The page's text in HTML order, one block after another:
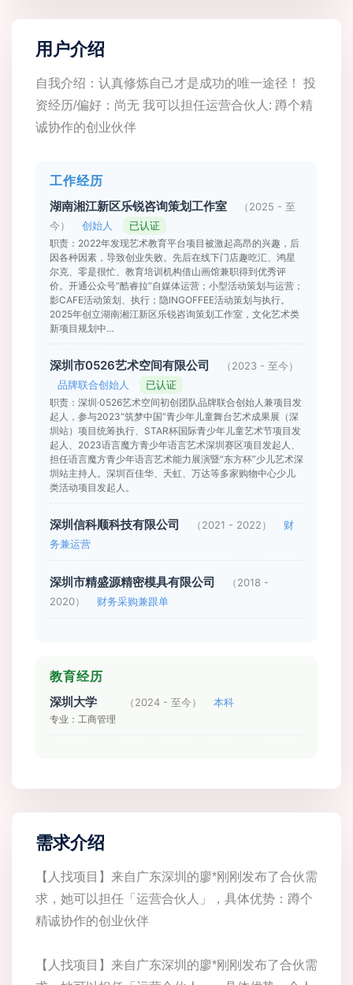
用户介绍
自我介绍：认真修炼自己才是成功的唯一途径！ 投
资经历/偏好：尚无 我可以担任运营合伙人: 蹲个精
诚协作的创业伙伴
工作经历
湖南湘江新区乐锐咨询策划工作室
（2025 - 至
今）
创始人 已认证
职责：2022年发现艺术教育平台项目被激起高昂的兴趣，后
因各种因素，导致创业失败。先后在线下门店趣吃汇、鸿星
尔克、零是很忙、教育培训机构借山画馆兼职得到优秀评
价。开通公众号“酷睿拉”自媒体运营；小型活动策划与运营；
影CAFE活动策划、执行；隐INGOFFEE活动策划与执行。
2025年创立湖南湘江新区乐锐咨询策划工作室，文化艺术类
新项目规划中…
深圳市0526艺术空间有限公司
（2023 - 至今）
品牌联合创始人
已认证
职责：深圳·0526艺术空间初创团队品牌联合创始人兼项目发
起人，参与2023“筑梦中国”青少年儿童舞台艺术成果展（深
圳站）项目统筹执行、STAR杯国际青少年儿童艺术节项目发
起人、2023语言魔方青少年语言艺术深圳赛区项目发起人、
担任语言魔方青少年语言艺术能力展演暨“东方杯”少儿艺术深
圳站主持人。深圳百佳华、天虹、万达等多家购物中心少儿
类活动项目发起人。
深圳信科顺科技有限公司 （2021 - 2022）
财
务兼运营
深圳市精盛源精密模具有限公司
（2018 -
2020）
财务采购兼跟单
教育经历
深圳大学 （2024 - 至今） 本科
专业：工商管理
需求介绍
【人找项目】来自广东深圳的廖*刚刚发布了合伙需
求，她可以担任「运营合伙人」，具体优势：蹲个
精诚协作的创业伙伴
【人找项目】来自广东深圳的廖*刚刚发布了合伙需